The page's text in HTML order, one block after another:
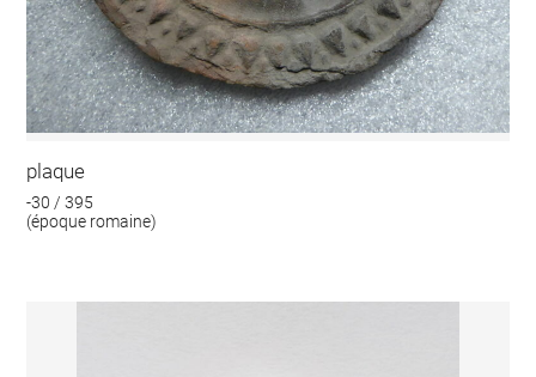
plaque
-30 / 395
(époque romaine)